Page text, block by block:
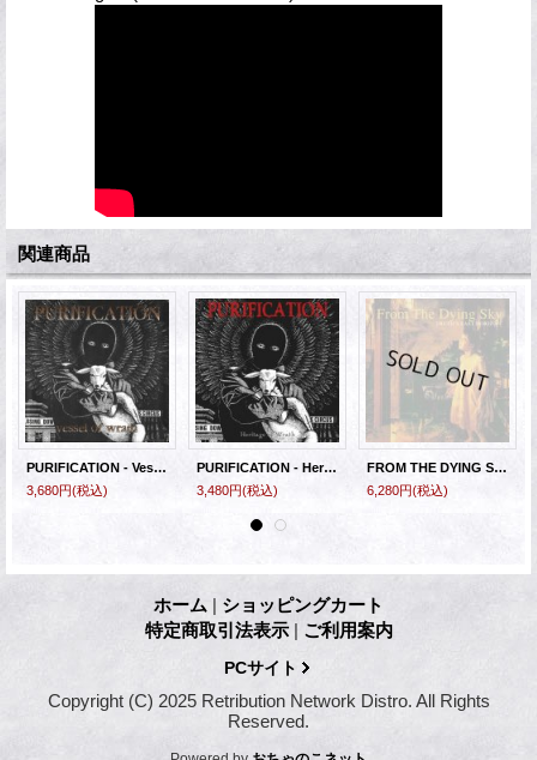
関連商品
PURIFICATION - Vessel Of Wrath [EP] (USED)
3,680円(税込)
PURIFICATION - Heritage Of Wrath Ltd Obi Edition [CD]
3,480円(税込)
FROM THE DYING SKY - Truth's Last Horizon (Black / Clear) [10inch]
6,280円(税込)
ホーム | ショッピングカート
特定商取引法表示 | ご利用案内
PCサイト
Copyright (C) 2025 Retribution Network Distro. All Rights
Reserved.